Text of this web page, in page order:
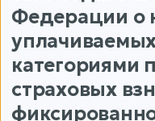
Федерации о
категориями
страховых